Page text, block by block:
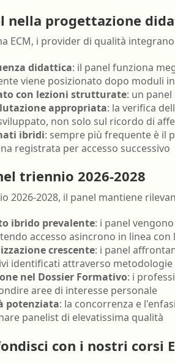
nella progettazione
ECM, i provider di qualità
didattica: il panel funziona
viene posizionato dopo moduli
con lezioni strutturate: un
appropriata: la verifica
non solo sul ricordo di
ibridi: sempre più frequente è il
registrata per accesso successivo
triennio 2026-2028
2026-2028, il panel mantiene
ibrido prevalente: i panel
accesso asincrono in linea
crescente: i panel
identificati attraverso
nel Dossier Formativo: i
aree di interesse personale
potenziata: la concorrenza e
panelist di elevatissima qualità
con i nostri corsi